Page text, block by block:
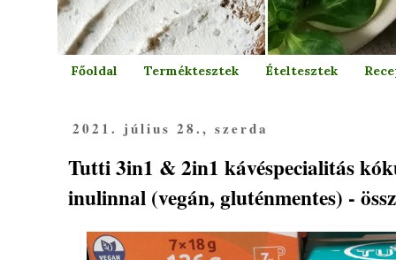
Főoldal Terméktesztek Ételtesztek
2021. július 28., szerda
Tutti 3in1 & 2in1 kávéspecialitás
inulinnal (vegán, gluténmentes) -